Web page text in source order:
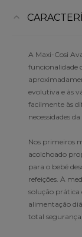
A Maxi-Cosi
funcionalidade
evolutiva e às
facilmente às
necessidades
Nos primeiros
acolchoado
para o bebé
refeições. À
solução prática
alimentação
total segurança.